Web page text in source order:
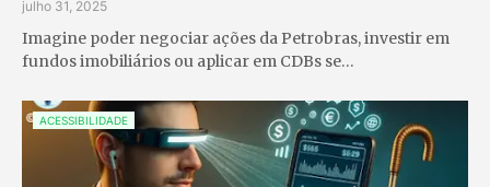
julho 31, 2025
Imagine poder negociar ações da Petrobras, investir em
fundos imobiliários ou aplicar em CDBs se…
ACESSIBILIDADE